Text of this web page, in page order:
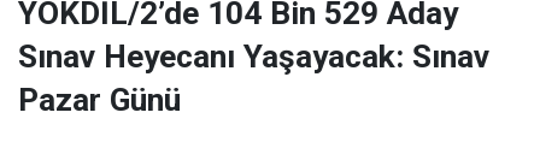
YÖKDİL/2’de 104 Bin 529 Aday
Sınav Heyecanı Yaşayacak: Sınav
Pazar Günü